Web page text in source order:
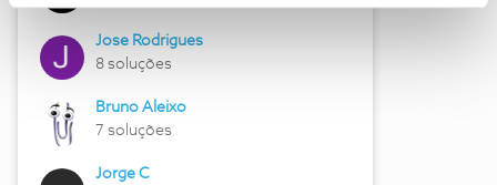
Jose Rodrigues
8 soluções
Bruno Aleixo
7 soluções
Jorge C